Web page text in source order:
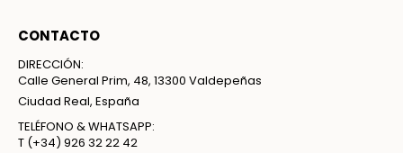
CONTACTO
DIRECCIÓN:
Calle General Prim, 48, 13300 Valdepeñas
Ciudad Real, España
TELÉFONO & WHATSAPP:
T (+34) 926 32 22 42